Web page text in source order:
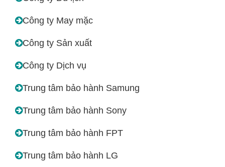
Công ty May mặc
Công ty Sản xuất
Công ty Dịch vụ
Trung tâm bảo hành Samung
Trung tâm bảo hành Sony
Trung tâm bảo hành FPT
Trung tâm bảo hành LG